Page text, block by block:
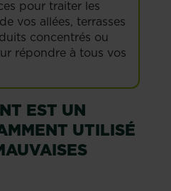
pour traiter les
vos allées, terrasses
concentrés ou
répondre à tous vos
EST UN
UTILISÉ